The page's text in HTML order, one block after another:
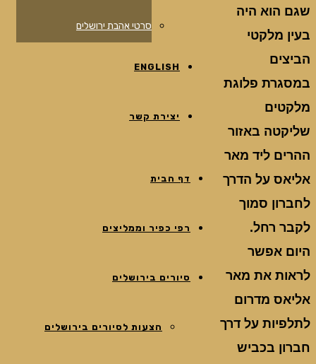
סרטי אהבת ירושלים
ENGLISH
יצירת קשר
דף הבית
רפי כפיר וממליצים
סיורים בירושלים
הצעות לסיורים בירושלים
שגם הוא היה
בעין מלקטי
הביצים
במסגרת פלוגת
מלקטים
שליקטה באזור
ההרים ליד מאר
אליאס על הדרך
לחברון סמוך
לקבר רחל.
היום אפשר
לראות את מאר
אליאס מדרום
לתלפיות על דרך
חברון בכביש